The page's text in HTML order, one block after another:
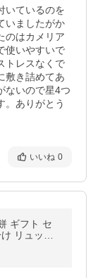
いているのを
いましたがか
のはカメリア
使いやすいで
トレスなくで
敷き詰めてあ
ないので星4つ
。ありがとう
いいね 0
ギフト セ
送料無料